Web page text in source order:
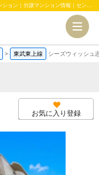
シーズウィッシュ志木 埼玉県志木市幸町3丁目4,980万円の中古マンション｜分譲マンション情報｜センチュリー21クレール不動産
> 東武東上線 シーズウィッシュ
お気に入り登録